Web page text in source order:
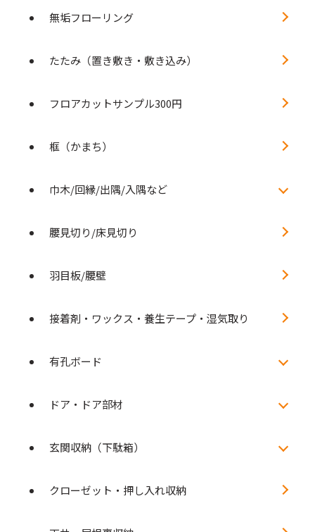
無垢フローリング
たたみ（置き敷き・敷き込み）
フロアカットサンプル300円
框（かまち）
巾木/回縁/出隅/入隅など
腰見切り/床見切り
羽目板/腰壁
接着剤・ワックス・養生テープ・湿気取り
有孔ボード
ドア・ドア部材
玄関収納（下駄箱）
クローゼット・押し入れ収納